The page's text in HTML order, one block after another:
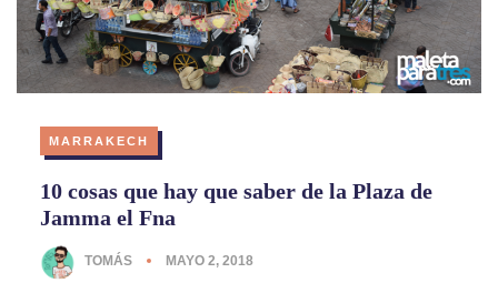
MARRAKECH
10 cosas que hay que saber de la Plaza de
Jamma el Fna
TOMÁS MAYO 2, 2018